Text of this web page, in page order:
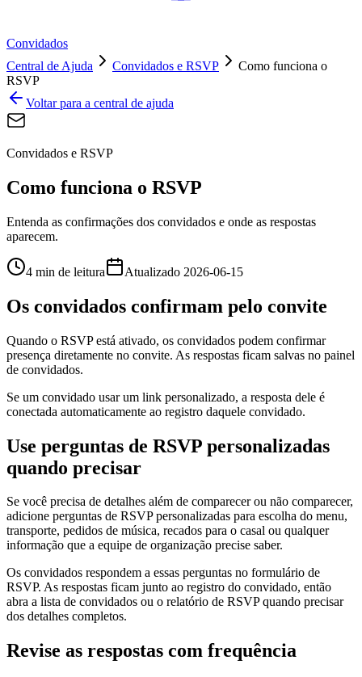
Convidados
Central de Ajuda
Convidados e RSVP
Como funciona o
RSVP
Voltar para a central de ajuda
Convidados e RSVP
Como funciona o RSVP
Entenda as confirmações dos convidados e onde as respostas
aparecem.
4 min de leitura Atualizado 2026-06-15
Os convidados confirmam pelo convite
Quando o RSVP está ativado, os convidados podem confirmar
presença diretamente no convite. As respostas ficam salvas no painel
de convidados.
Se um convidado usar um link personalizado, a resposta dele é
conectada automaticamente ao registro daquele convidado.
Use perguntas de RSVP personalizadas
quando precisar
Se você precisa de detalhes além de comparecer ou não comparecer,
adicione perguntas de RSVP personalizadas para escolha do menu,
transporte, pedidos de música, recados para o casal ou qualquer
informação que a equipe de organização precise saber.
Os convidados respondem a essas perguntas no formulário de
RSVP. As respostas ficam junto ao registro do convidado, então
abra a lista de convidados ou o relatório de RSVP quando precisar
dos detalhes completos.
Revise as respostas com frequência